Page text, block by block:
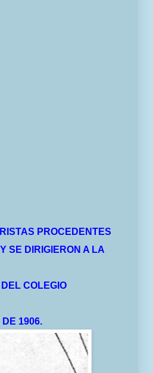
PROCEDENTES
SE DIRIGIERON A LA
COLEGIO
DE 1906.